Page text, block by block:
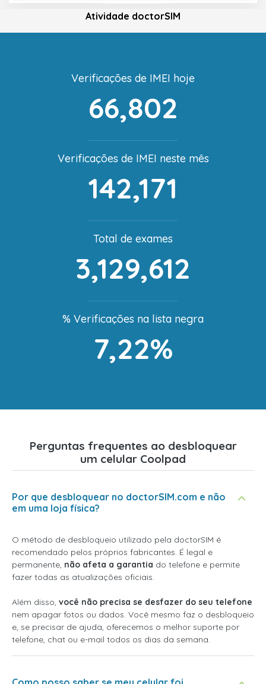
Atividade doctorSIM
Verificações de IMEI hoje
66,802
Verificações de IMEI neste mês
142,171
Total de exames
3,129,612
% Verificações na lista negra
7,22%
Perguntas frequentes ao desbloquear
um celular Coolpad
Por que desbloquear no doctorSIM.com e não
em uma loja física?
O método de desbloqueio utilizado pela doctorSIM é
recomendado pelos próprios fabricantes. É legal e
permanente, não afeta a garantia do telefone e permite
fazer todas as atualizações oficiais.
Além disso, você não precisa se desfazer do seu telefone
nem apagar fotos ou dados. Você mesmo faz o desbloqueio
e, se precisar de ajuda, oferecemos o melhor suporte por
telefone, chat ou e-mail todos os dias da semana.